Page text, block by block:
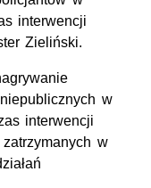
interwencji
Zieliński.
w
interwencji
w